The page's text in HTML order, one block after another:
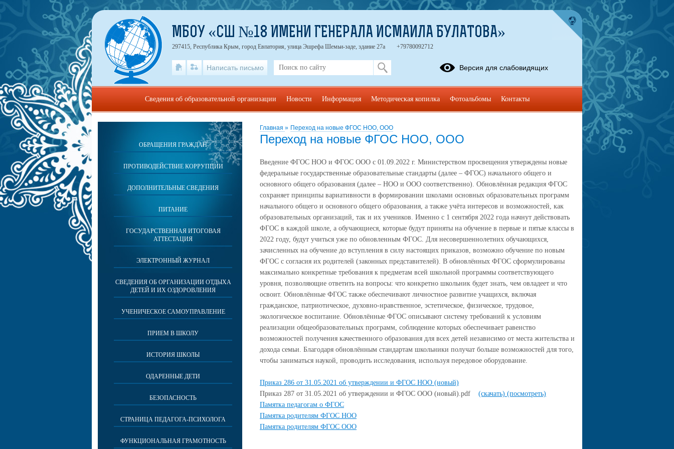
Главная » Переход на новые ФГОС НОО, ООО
Переход на новые ФГОС НОО, ООО
Введение ФГОС НОО и ФГОС ООО с 01.09.2022 г. Министерством просвещения утверждены новые
федеральные государственные образовательные стандарты (далее – ФГОС) начального общего и
основного общего образования (далее – НОО и ООО соответственно). Обновлённая редакция ФГОС
сохраняет принципы вариативности в формировании школами основных образовательных программ
начального общего и основного общего образования, а также учёта интересов и возможностей, как
образовательных организаций, так и их учеников. Именно с 1 сентября 2022 года начнут действовать
ФГОС в каждой школе, а обучающиеся, которые будут приняты на обучение в первые и пятые классы в
2022 году, будут учиться уже по обновленным ФГОС. Для несовершеннолетних обучающихся,
зачисленных на обучение до вступления в силу настоящих приказов, возможно обучение по новым
ФГОС с согласия их родителей (законных представителей). В обновлённых ФГОС сформулированы
максимально конкретные требования к предметам всей школьной программы соответствующего
уровня, позволяющие ответить на вопросы: что конкретно школьник будет знать, чем овладеет и что
освоит. Обновлённые ФГОС также обеспечивают личностное развитие учащихся, включая
гражданское, патриотическое, духовно-нравственное, эстетическое, физическое, трудовое,
экологическое воспитание. Обновлённые ФГОС описывают систему требований к условиям
реализации общеобразовательных программ, соблюдение которых обеспечивает равенство
возможностей получения качественного образования для всех детей независимо от места жительства и
дохода семьи. Благодаря обновлённым стандартам школьники получат больше возможностей для того,
чтобы заниматься наукой, проводить исследования, используя передовое оборудование.
Приказ 286 от 31.05.2021 об утверждении и ФГОС НОО (новый)
Приказ 287 от 31.05.2021 об утверждении и ФГОС ООО (новый).pdf (скачать) (посмотреть)
Памятка педагогам о ФГОС
Памятка родителям ФГОС НОО
Памятка родителям ФГОС ООО
ОБРАЩЕНИЯ ГРАЖДАН
ПРОТИВОДЕЙСТВИЕ КОРРУПЦИИ
ДОПОЛНИТЕЛЬНЫЕ СВЕДЕНИЯ
ПИТАНИЕ
ГОСУДАРСТВЕННАЯ ИТОГОВАЯ
АТТЕСТАЦИЯ
ЭЛЕКТРОННЫЙ ЖУРНАЛ
СВЕДЕНИЯ ОБ ОРГАНИЗАЦИИ ОТДЫХА
ДЕТЕЙ И ИХ ОЗДОРОВЛЕНИЯ
УЧЕНИЧЕСКОЕ САМОУПРАВЛЕНИЕ
ПРИЕМ В ШКОЛУ
ИСТОРИЯ ШКОЛЫ
ОДАРЕННЫЕ ДЕТИ
БЕЗОПАСНОСТЬ
СТРАНИЦА ПЕДАГОГА-ПСИХОЛОГА
ФУНКЦИОНАЛЬНАЯ ГРАМОТНОСТЬ
МБОУ «СШ №18 ИМЕНИ ГЕНЕРАЛА ИСМАИЛА БУЛАТОВА»
297415, Республика Крым, город Евпатория, улица Эшрефа Шемьи-заде, здание 27а +79780092712
Написать письмо Версия для слабовидящих
Сведения об образовательной организации Новости Информация Методическая копилка Фотоальбомы Контакты